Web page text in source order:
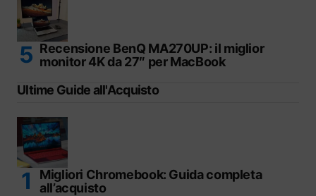
Recensione BenQ MA270UP: il miglior
monitor 4K da 27″ per MacBook
Ultime Guide all'Acquisto
Migliori Chromebook: Guida completa
all’acquisto